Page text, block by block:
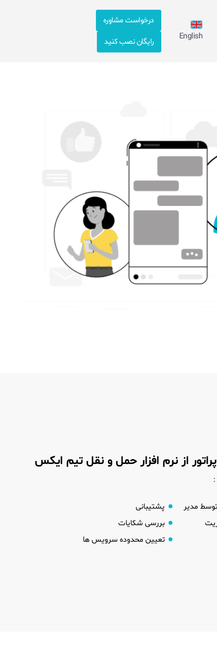
English
درخواست مشاوره
رایگان نصب کنید
از نرم افزار حمل و نقل تیم ایکس
مدیر
پشتیبانی
بررسی شکایات
تعیین محدوده سرویس ها